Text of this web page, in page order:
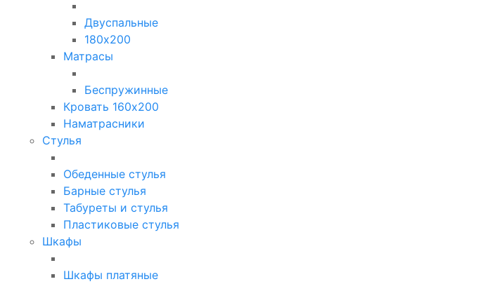
Двуспальные
180х200
Матрасы
Беспружинные
Кровать 160х200
Наматрасники
Стулья
Обеденные стулья
Барные стулья
Табуреты и стулья
Пластиковые стулья
Шкафы
Шкафы платяные